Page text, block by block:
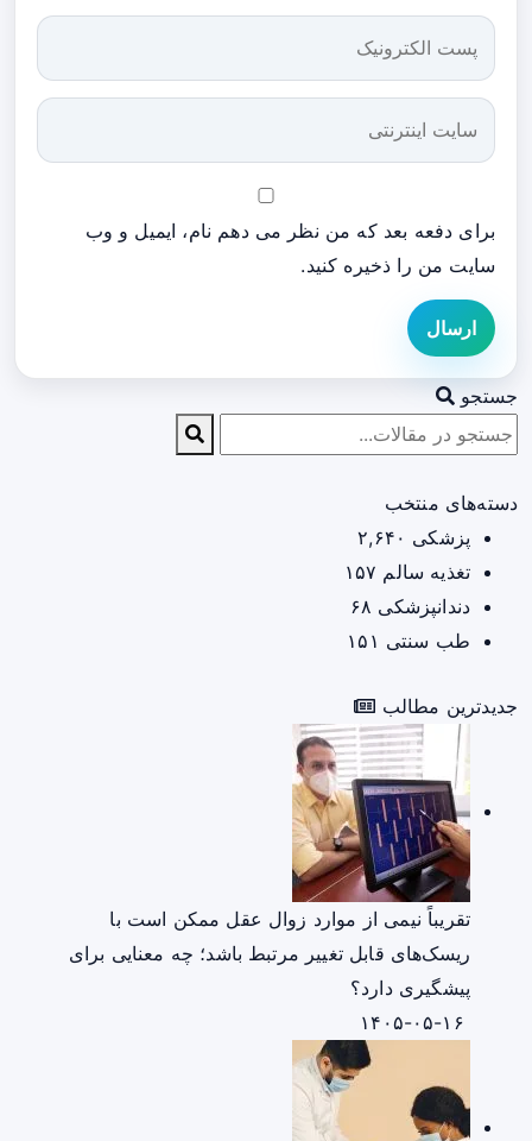
برای دفعه بعد که من نظر می دهم نام، ایمیل و وب
سایت من را ذخیره کنید.
ارسال
جستجو
دسته‌های منتخب
پزشکی ۲,۶۴۰
تغذیه سالم ۱۵۷
دندانپزشکی ۶۸
طب سنتی ۱۵۱
جدیدترین مطالب
تقریباً نیمی از موارد زوال عقل ممکن است با
ریسک‌های قابل تغییر مرتبط باشد؛ چه معنایی برای
پیشگیری دارد؟